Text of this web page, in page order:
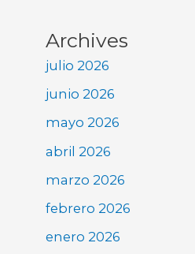
Archives
julio 2026
junio 2026
mayo 2026
abril 2026
marzo 2026
febrero 2026
enero 2026